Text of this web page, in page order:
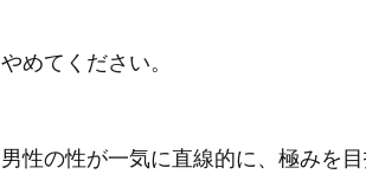
やめてください。
男性の性が一気に直線的に、極みを